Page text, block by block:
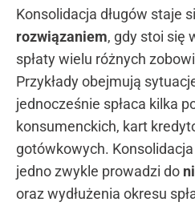
Konsolidacja długów staje
rozwiązaniem, gdy stoi się
spłaty wielu różnych
Przykłady obejmują
jednocześnie spłaca kilka
konsumenckich, kart
gotówkowych.
jedno zwykle prowadzi do
oraz wydłużenia okresu